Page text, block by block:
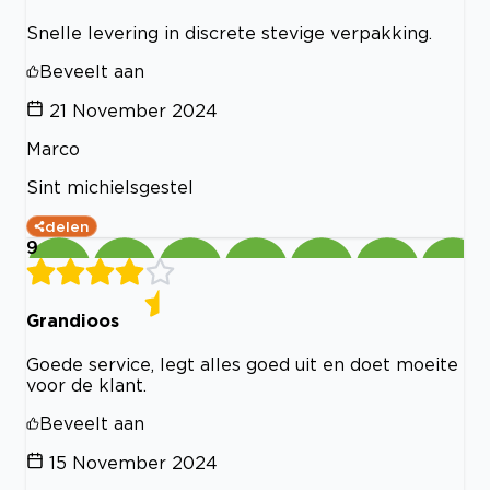
Snelle levering in discrete stevige verpakking.
Beveelt aan
21 November 2024
Marco
Sint michielsgestel
delen
9
Grandioos
Goede service, legt alles goed uit en doet moeite
voor de klant.
Beveelt aan
15 November 2024